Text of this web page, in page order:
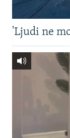
'Ljudi ne